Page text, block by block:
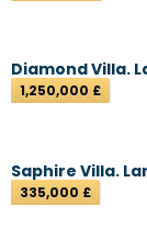
Diamond Villa.
1,250,000 £
Saphire Villa.
335,000 £